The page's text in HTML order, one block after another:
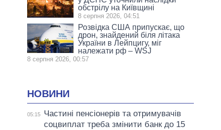
обстрілу на Київщині
8 серпня 2026, 04:51
Розвідка США припускає, що
дрон, знайдений біля літака
України в Лейпцигу, міг
належати рф – WSJ
8 серпня 2026, 00:57
НОВИНИ
05:15
Частині пенсіонерів та отримувачів
соцвиплат треба змінити банк до 15